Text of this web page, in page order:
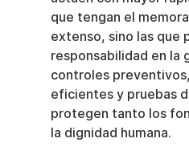
que tengan el
extenso, sino las que
responsabilidad en la
controles
eficientes y pruebas
protegen tanto los
la dignidad humana.